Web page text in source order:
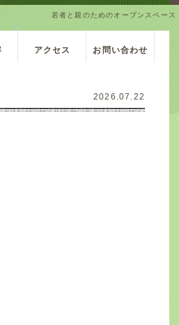
アクセス お問い合わせ
若者と親のためのオープンスペース
2026.07.22